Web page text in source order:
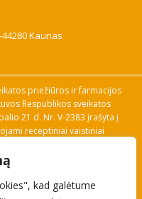
kad galėtume
Kaunas
priežiūros ir farmacijos
Respublikos sveikatos
21 d. Nr. V-2383 įrašyta į
receptiniai vaistiniai
Vaistų ir medicinos
tinklalapis, Sveikatos
apie įtariamą